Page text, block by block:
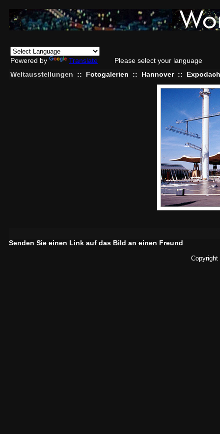
Powered by Translate
Please select your language
Weltausstellungen
:: Fotogalerien :: Hannover :: Expodach
Senden Sie einen Link auf das Bild an einen Freund